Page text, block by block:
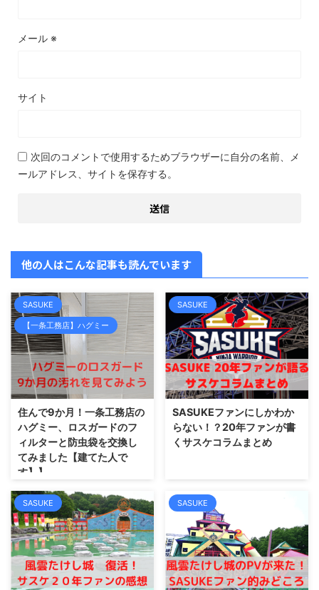
メール ※
サイト
次回のコメントで使用するためブラウザーに自分の名前、メ
ールアドレス、サイトを保存する。
他の人はこんな記事も読んでいます
SASUKE
【一条工務店】ハグミー
住んで9か月！一条工務店の
ハグミー、ロスガードのフ
ィルターと防虫袋を交換し
てみました【建てた人で
す】】
SASUKE
SASUKEファンにしかわか
らない！？20年ファンが書
くサスケコラムまとめ
SASUKE SASUKE